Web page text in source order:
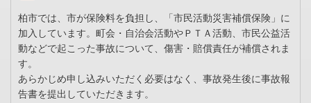
柏市では、市が保険料を負担し、「市民活動災害補償保険」に
加入しています。町会・自治会活動やＰＴＡ活動、市民公益活
動などで起こった事故について、傷害・賠償責任が補償されま
す。
あらかじめ申し込みいただく必要はなく、事故発生後に事故報
告書を提出していただきます。